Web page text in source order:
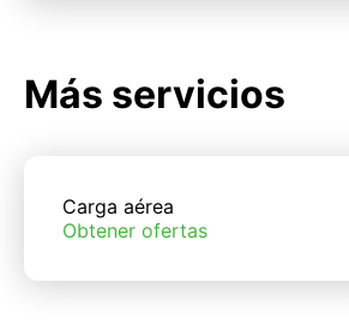
Más servicios
Carga aérea
Obtener ofertas